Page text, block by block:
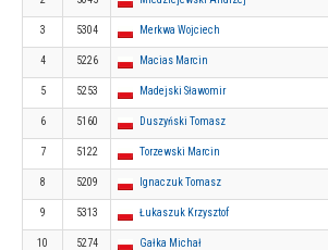
3 5304 Merkwa Wojciech
4 5226 Macias Marcin
5 5253 Madejski Sławomir
6 5160 Duszyński Tomasz
7 5122 Torzewski Marcin
8 5209 Ignaczuk Tomasz
9 5313 Łukaszuk Krzysztof
10 5274 Gałka Michał